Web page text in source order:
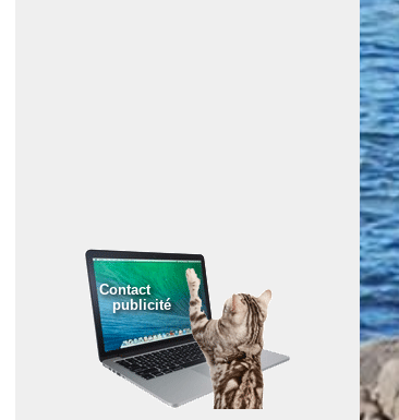
Contact
publicité